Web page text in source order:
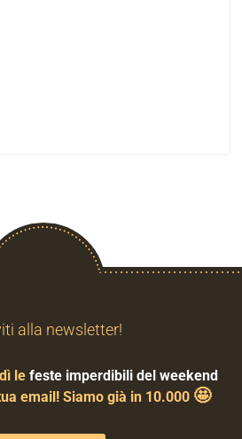
alla newsletter!
le feste imperdibili del weekend
email! Siamo già in 10.000 🤩